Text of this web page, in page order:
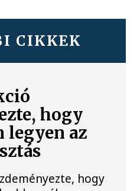
CIKKEK
hogy
legyen az
hogy